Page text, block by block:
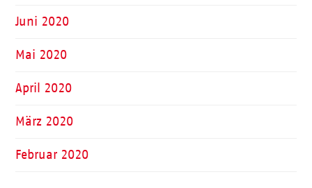
Juni 2020
Mai 2020
April 2020
März 2020
Februar 2020